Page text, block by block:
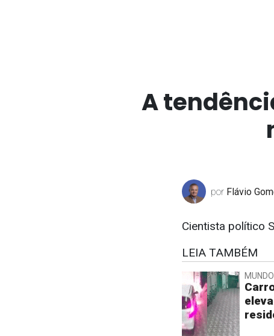
A
por Flávio
Cientista político
LEIA TAMBÉM
MUNDO